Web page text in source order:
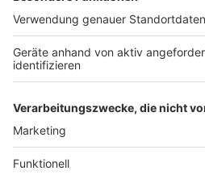
alle Levels
Vier Erftstädter Sportler
China
Lukas Podolski
Abschiedsspiel
Anzeige